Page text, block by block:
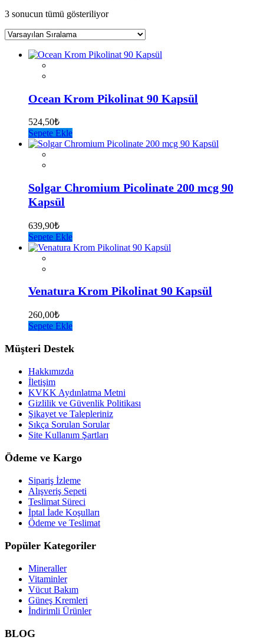
3 sonucun tümü gösteriliyor
Ocean Krom Pikolinat 90 Kapsül
524,50₺
Sepete Ekle
Solgar Chromium Picolinate 200 mcg 90
Kapsül
639,90₺
Sepete Ekle
Venatura Krom Pikolinat 90 Kapsül
260,00₺
Sepete Ekle
Müşteri Destek
Hakkımızda
İletişim
KVKK Aydınlatma Metni
Gizlilik ve Güvenlik Politikası
Şikayet ve Talepleriniz
Sıkça Sorulan Sorular
Site Kullanım Şartları
Ödeme ve Kargo
Sipariş İzleme
Alışveriş Sepeti
Teslimat Süreci
İptal İade Koşulları
Ödeme ve Teslimat
Popüler Kategoriler
Mineraller
Vitaminler
Vücut Bakım
Güneş Kremleri
İndirimli Ürünler
BLOG